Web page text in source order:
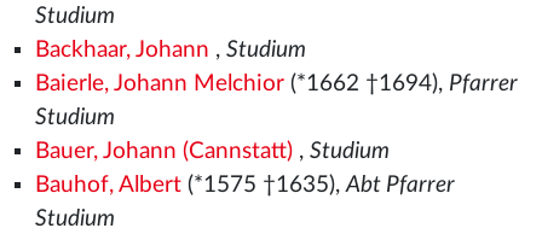
Studium
Backhaar, Johann , Studium
Baierle, Johann Melchior(*1662 †1694), Pfarrer
Studium
Bauer, Johann (Cannstatt), Studium
Bauhof, Albert(*1575 †1635),Abt Pfarrer
Studium